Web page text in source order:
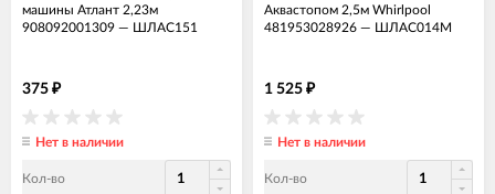
машины Атлант 2,23м
908092001309 — ШЛАС151
375 ₽
Нет в наличии
Кол-во
Аквастопом 2,5м Whirlpool
481953028926 — ШЛАС014М
1 525 ₽
Нет в наличии
Кол-во